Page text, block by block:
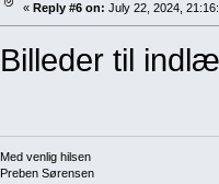
«Reply #6 on: July 22, 2024,
Billeder til
Med venlig hilsen
Preben Sørensen